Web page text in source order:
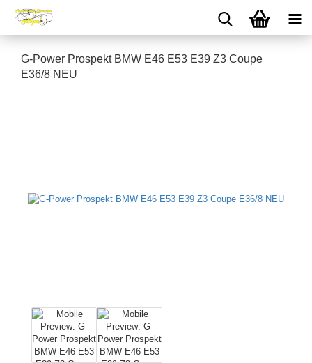
G-Power Prospekt BMW E46 E53 E39 Z3 Coupe
E36/8 NEU